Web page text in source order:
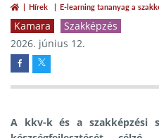
Hírek E-learning tananyag a
Kamara
Szakképzés
2026. június 12.
A kkv-k és a szakképzési